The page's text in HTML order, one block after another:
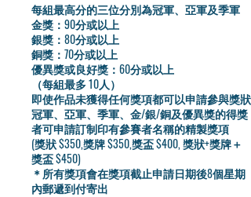
每組最高分的三位分別為冠軍、亞軍及季軍
金獎：90分或以上
銀獎：80分或以上
銅獎：70分或以上
優異獎或良好獎：60分或以上
（每組最多 10人）
即使作品未獲得任何獎項都可以申請參與獎狀
冠軍、亞軍、季軍、金/銀/銅及優異獎的得獎
者可申請訂制印有參賽者名稱的精製獎項
​(獎狀 $350,獎牌 $350,獎盃 $400, 獎狀+獎牌＋
獎盃 $450)
＊所有獎項會在獎項截止申請日期後8個星期
內郵遞到付寄出